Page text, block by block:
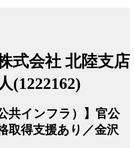
式会社 北陸支店
(1222162)
共インフラ）】官公
取得支援あり／金沢